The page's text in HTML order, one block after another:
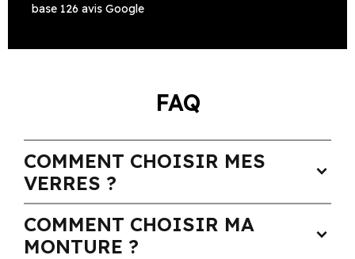
base 126 avis Google
FAQ
COMMENT CHOISIR MES
VERRES ?
expand_more
COMMENT CHOISIR MA
MONTURE ?
expand_more